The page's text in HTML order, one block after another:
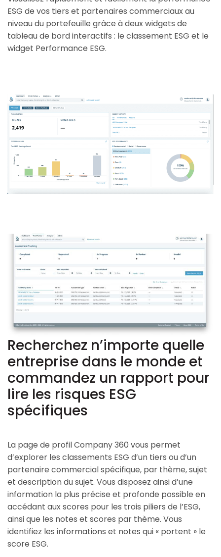
ESG de vos tiers et partenaires commerciaux au
niveau du portefeuille grâce à deux widgets de
tableau de bord interactifs : le classement ESG et le
widget Performance ESG.
Recherchez n’importe quelle
entreprise dans le monde et
commandez un rapport pour
lire les risques ESG
spécifiques
La page de profil Company 360 vous permet
d’explorer les classements ESG d’un tiers ou d’un
partenaire commercial spécifique, par thème, sujet
et description du sujet. Vous disposez ainsi d’une
information la plus précise et profonde possible en
accédant aux scores pour les trois piliers de l’ESG,
ainsi que les notes et scores par thème. Vous
identifiez les informations et notes qui « portent » le
score ESG.